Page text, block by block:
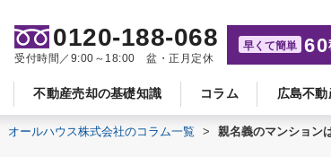
不動産売却の基礎知識 コラム 広島不動
0120-188-068
受付時間／9:00～18:00 盆・正月定休
早くて簡単 60
オールハウス株式会社のコラム一覧 >
親名義のマンション